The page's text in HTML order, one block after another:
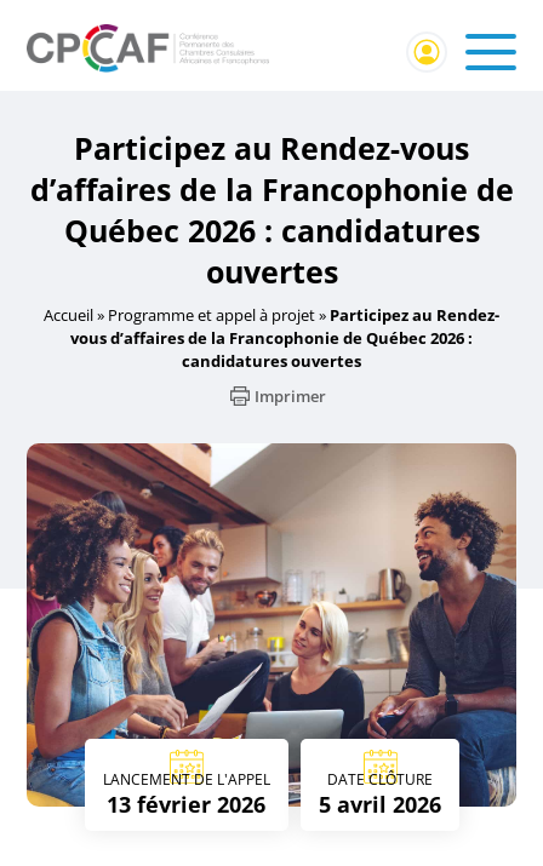
Participez au Rendez-vous
d’affaires de la Francophonie de
Québec 2026 : candidatures
ouvertes
Accueil» Programme et appel à projet» Participez au Rendez-
vous d’affaires de la Francophonie de Québec 2026 :
candidatures ouvertes
Imprimer
LANCEMENT DE L'APPEL
13 février 2026
DATE CLÔTURE
5 avril 2026